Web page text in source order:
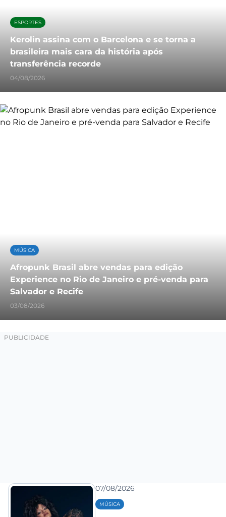
ESPORTES
Kerolin assina com o Barcelona e se torna a
brasileira mais cara da história após
transferência recorde
04/08/2026
MÚSICA
Afropunk Brasil abre vendas para edição
Experience no Rio de Janeiro e pré-venda para
Salvador e Recife
03/08/2026
07/08/2026
MÚSICA